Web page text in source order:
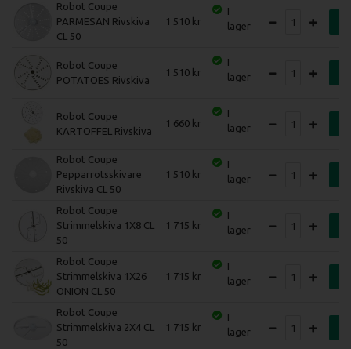
Robot Coupe
PARMESAN Rivskiva
CL 50
1 510
I
lager
Robot Coupe
POTATOES Rivskiva
1 510
I
lager
Robot Coupe
KARTOFFEL Rivskiva
1 660
I
lager
Robot Coupe
Pepparrotsskivare
Rivskiva CL 50
1 510
I
lager
Robot Coupe
Strimmelskiva 1X8 CL
50
1 715
I
lager
Robot Coupe
Strimmelskiva 1X26
ONION CL 50
1 715
I
lager
Robot Coupe
Strimmelskiva 2X4 CL
50
1 715
I
lager